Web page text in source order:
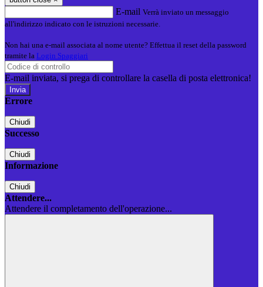
E-mail Verrà inviato un messaggio
all'indirizzo indicato con le istruzioni necessarie.
Non hai una e-mail associata al nome utente? Effettua il reset della password
tramite la Login Spaggiari
E-mail inviata, si prega di controllare la casella di posta elettronica!
Errore
Chiudi
Successo
Chiudi
Informazione
Chiudi
Attendere...
Attendere il completamento dell'operazione...